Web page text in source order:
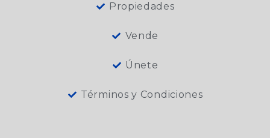
Propiedades
Vende
Únete
Términos y Condiciones